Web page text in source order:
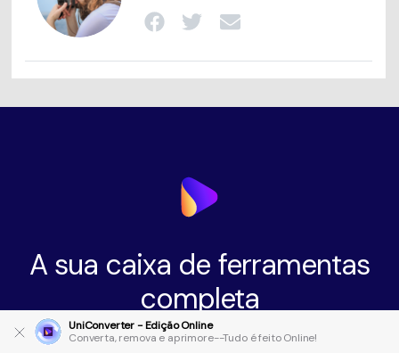
A sua caixa de ferramentas
completa
UniConverter - Edição Online
Converta, remova e aprimore--Tudo é feito Online!